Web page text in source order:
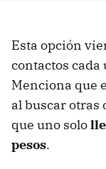
Esta opción
contactos cada
Menciona que
al buscar otras
que uno solo
pesos.